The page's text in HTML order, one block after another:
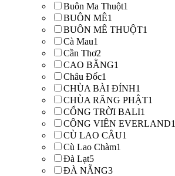
Buôn Ma Thuột1
BUÔN MÊ1
BUÔN MÊ THUỘT1
Cà Mau1
Cần Thơ2
CAO BẰNG1
Châu Đốc1
CHÙA BÀI ĐÍNH1
CHÙA RĂNG PHẬT1
CỔNG TRỜI BALI1
CÔNG VIÊN EVERLAND1
CÙ LAO CÂU1
Cù Lao Chàm1
Đà Lạt5
ĐÀ NẴNG3